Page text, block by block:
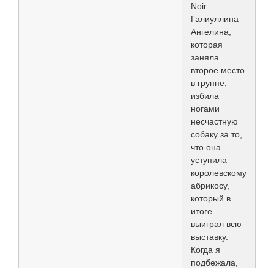
Noir
Галиуллина
Ангелина,
которая
заняла
второе место
в группе,
избила
ногами
несчастную
собаку за то,
что она
уступила
королевскому
абрикосу,
который в
итоге
выиграл всю
выставку.
Когда я
подбежала,